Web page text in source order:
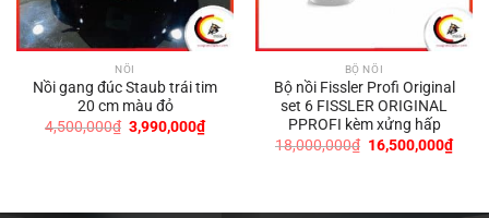
NỒI
Nồi gang đúc Staub trái tim
20 cm màu đỏ
4,500,000₫ Giá
gốc
3,990,000₫Giá
hiện
BỘ NỒI
Bộ nồi Fissler Profi Original
set 6 FISSLER ORIGINAL
PPROFI kèm xửng hấp
18,000,000₫ Giá
gốc
16,500,000₫Giá
hiện